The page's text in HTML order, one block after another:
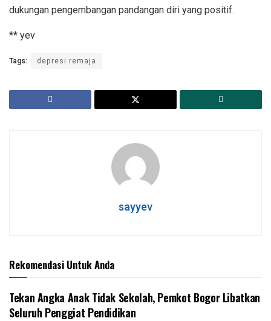
dukungan pengembangan pandangan diri yang positif.
** yev
Tags: depresi remaja
sayyev
Rekomendasi Untuk Anda
Tekan Angka Anak Tidak Sekolah, Pemkot Bogor Libatkan
Seluruh Penggiat Pendidikan